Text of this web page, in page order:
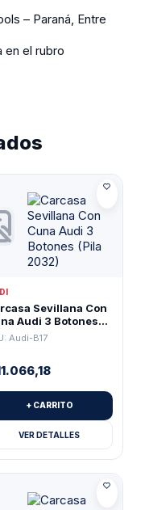
– Paraná, Entre
el rubro
Sevillana Con
Audi 3 Botones
2032)
Audi-B17
+ CARRITO
VER DETALLES